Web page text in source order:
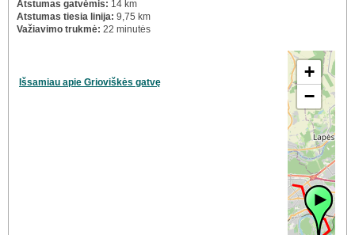
Atstumas gatvėmis: 14 km
Atstumas tiesia linija: 9,75 km
Važiavimo trukmė: 22 minutės
Išsamiau apie Grioviškės gatvę
+
−